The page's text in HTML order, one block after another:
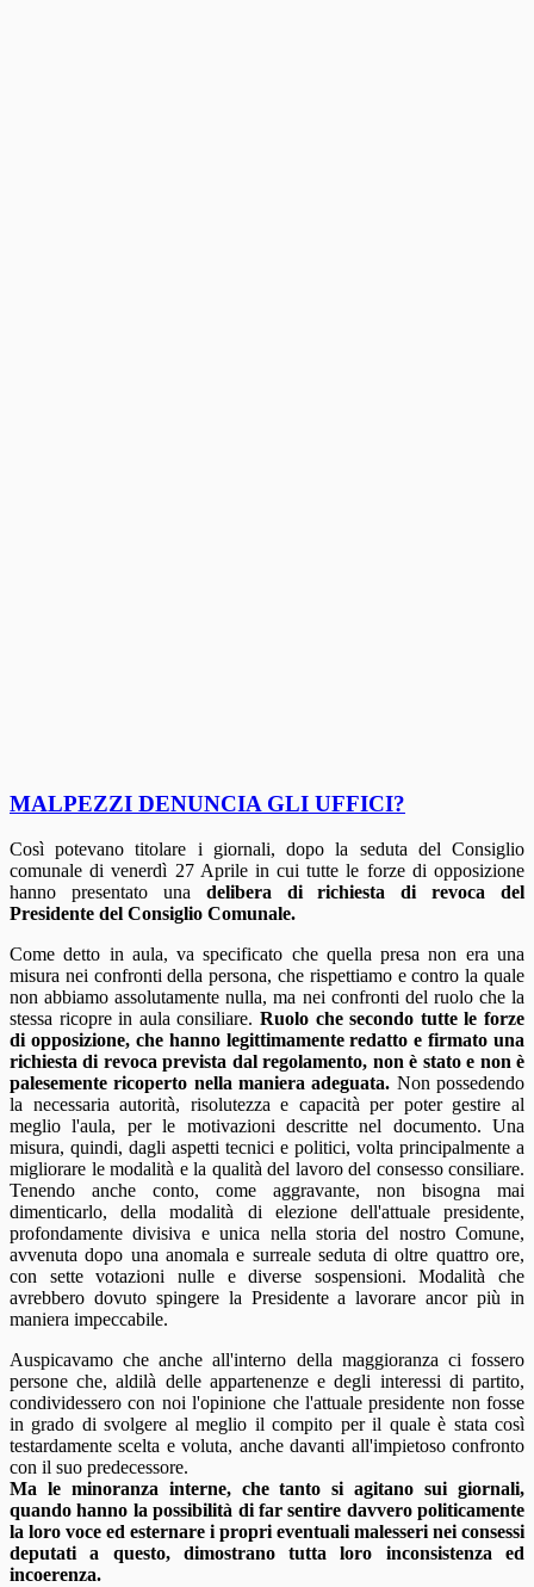
MALPEZZI DENUNCIA GLI UFFICI?
Così potevano titolare i giornali, dopo la seduta del Consiglio
comunale di venerdì 27 Aprile in cui tutte le forze di opposizione
hanno presentato una delibera di richiesta di revoca del
Presidente del Consiglio Comunale.
Come detto in aula, va specificato che quella presa non era una
misura nei confronti della persona, che rispettiamo e contro la quale
non abbiamo assolutamente nulla, ma nei confronti del ruolo che la
stessa ricopre in aula consiliare. Ruolo che secondo tutte le forze
di opposizione, che hanno legittimamente redatto e firmato una
richiesta di revoca prevista dal regolamento, non è stato e non è
palesemente ricoperto nella maniera adeguata. Non possedendo
la necessaria autorità, risolutezza e capacità per poter gestire al
meglio l'aula, per le motivazioni descritte nel documento. Una
misura, quindi, dagli aspetti tecnici e politici, volta principalmente a
migliorare le modalità e la qualità del lavoro del consesso consiliare.
Tenendo anche conto, come aggravante, non bisogna mai
dimenticarlo, della modalità di elezione dell'attuale presidente,
profondamente divisiva e unica nella storia del nostro Comune,
avvenuta dopo una anomala e surreale seduta di oltre quattro ore,
con sette votazioni nulle e diverse sospensioni. Modalità che
avrebbero dovuto spingere la Presidente a lavorare ancor più in
maniera impeccabile.
Auspicavamo che anche all'interno della maggioranza ci fossero
persone che, aldilà delle appartenenze e degli interessi di partito,
condividessero con noi l'opinione che l'attuale presidente non fosse
in grado di svolgere al meglio il compito per il quale è stata così
testardamente scelta e voluta, anche davanti all'impietoso confronto
con il suo predecessore.
Ma le minoranza interne, che tanto si agitano sui giornali,
quando hanno la possibilità di far sentire davvero politicamente
la loro voce ed esternare i propri eventuali malesseri nei consessi
deputati a questo, dimostrano tutta loro inconsistenza ed
incoerenza.